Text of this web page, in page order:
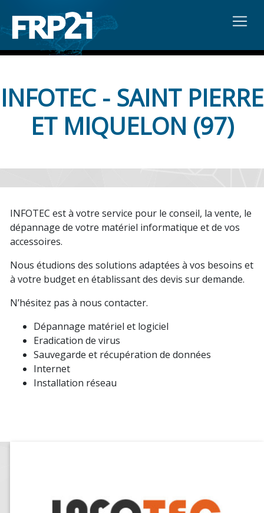
INFOTEC - SAINT PIERRE
ET MIQUELON (97)
INFOTEC est à votre service pour le conseil, la vente, le
dépannage de votre matériel informatique et de vos
accessoires.
Nous étudions des solutions adaptées à vos besoins et
à votre budget en établissant des devis sur demande.
N’hésitez pas à nous contacter.
Dépannage matériel et logiciel
Eradication de virus
Sauvegarde et récupération de données
Internet
Installation réseau